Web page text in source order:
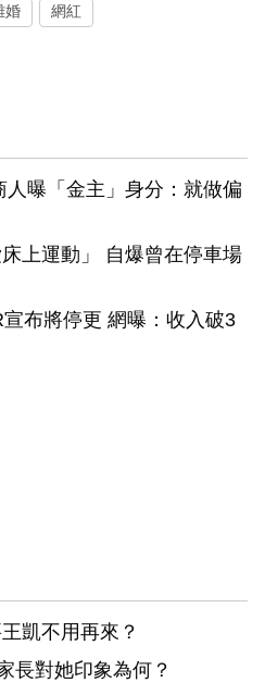
婚 網紅
曝「金主」身分：就做偏
上運動」 自爆曾在停車場
布將停更 網曝：收入破3
凱不用再來？
長對她印象為何？